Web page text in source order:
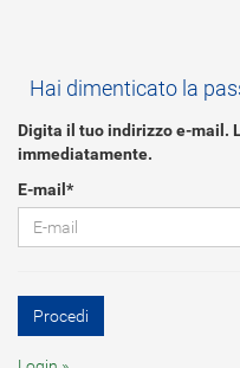
Hai dimenticato la
Digita il tuo indirizzo e-mail.
immediatamente.
E-mail*